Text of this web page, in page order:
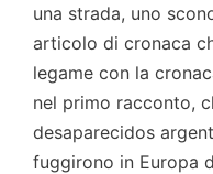
una strada, uno
articolo di cronaca
legame con la
nel primo racconto,
desaparecidos
fuggirono in Europa